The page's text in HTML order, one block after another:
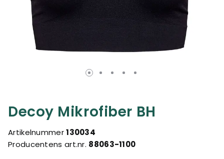
Decoy Mikrofiber BH
Artikelnummer130034
Producentens art.nr. 88063-1100